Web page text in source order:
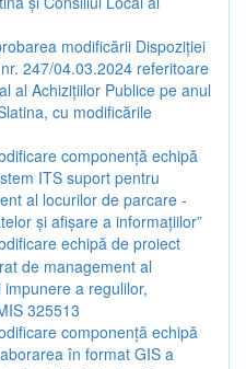
modificării Dispoziției
247/04.03.2024 referitoare
al Achizițiilor Publice pe anul
cu modificările
componență echipă
ITS suport pentru
al locurilor de parcare -
și afișare a informațiilor”
echipă de proiect
de management al
a regulilor,
325513
componență echipă
în format GIS a